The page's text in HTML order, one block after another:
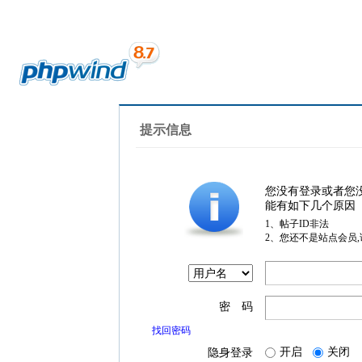
提示信息
您没有登录或者您
能有如下几个原因
1、帖子ID非法
2、您还不是站点会员
密 码
找回密码
隐身登录 开启 关闭